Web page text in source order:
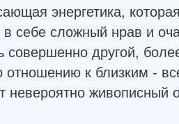
энергетика,
в себе сложный нрав и
другой,
отношению к близким -
невероятно живописный